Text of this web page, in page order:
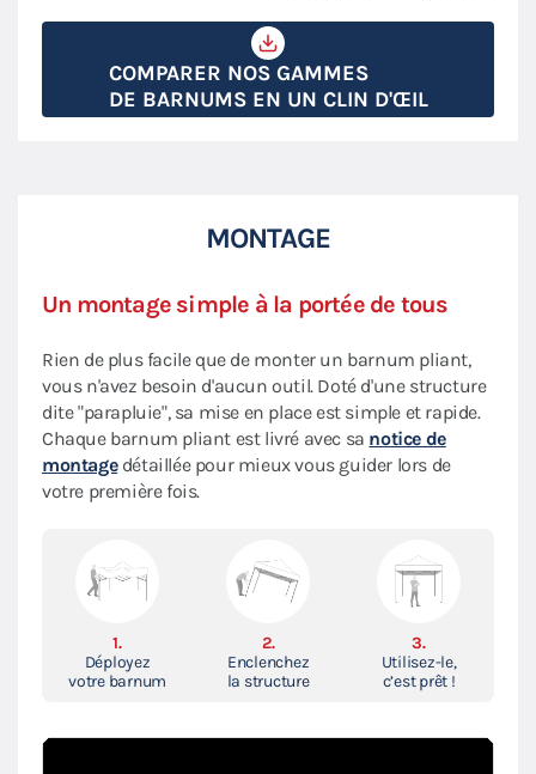
COMPARER NOS GAMMES
DE BARNUMS EN UN CLIN D'ŒIL
MONTAGE
Un montage simple à la portée de tous
Rien de plus facile que de monter un barnum pliant,
vous n'avez besoin d'aucun outil. Doté d'une structure
dite "parapluie", sa mise en place est simple et rapide.
Chaque barnum pliant est livré avec sa notice de
montagedétaillée pour mieux vous guider lors de
votre première fois.
1.
Déployez
votre barnum
2.
Enclenchez
la structure
3.
Utilisez-le,
c’est prêt !